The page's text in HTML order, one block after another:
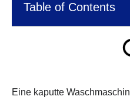
Table of Contents
Eine kaputte